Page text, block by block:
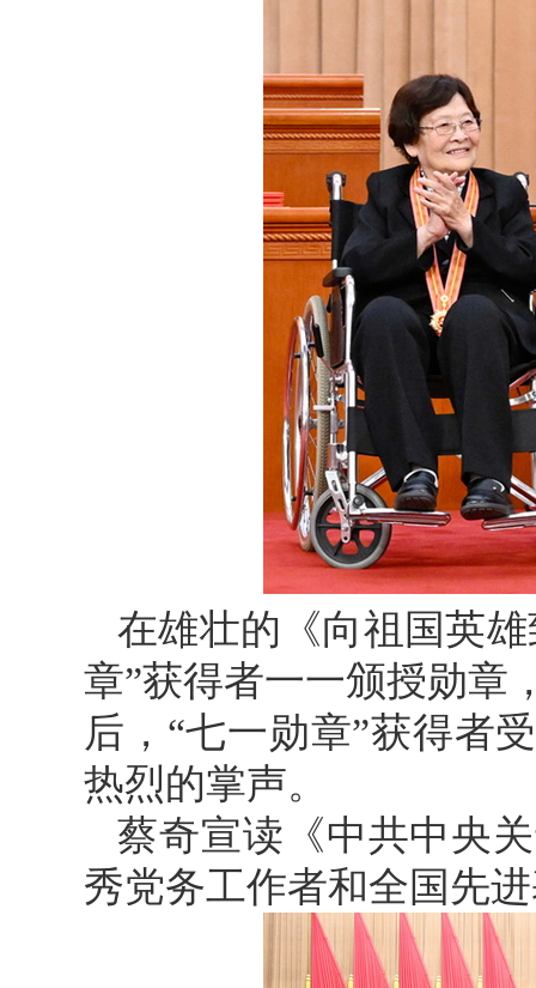
在雄壮的《向祖国英
章”获得者一一颁授勋章
后，“七一勋章”获得者
热烈的掌声。
蔡奇宣读《中共中央
秀党务工作者和全国先